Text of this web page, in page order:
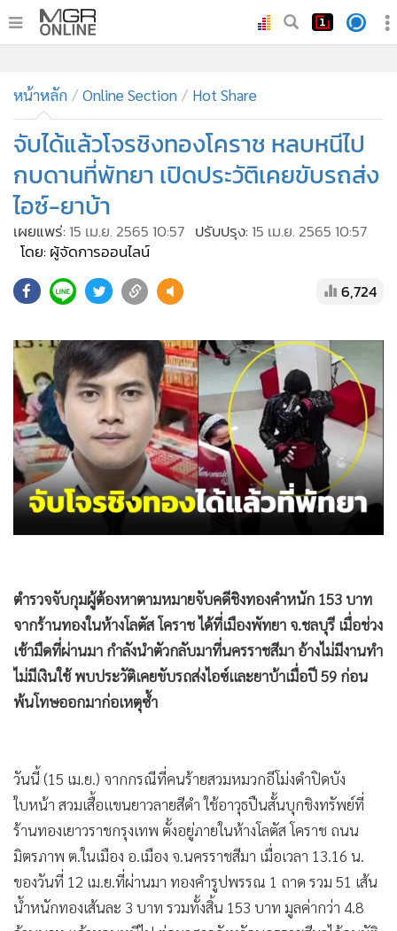
• ทันเหตุการณ์
• ภาคใต้
• ภูมิภาค
• Online Section
• บันเทิง
• ผู้จัดการรายวัน
คอลัมนิสต์
• ละคร
• Cyber BIZ
•
ผู้จัดกวน
• Good health & Well-being
• Green Innovation & SD
• Management & HR
• MGR Live
• Infographic
• การเมือง
•
• ต่างประเทศ
• Special Scoop
• เศรษฐกิจ-ธุรกิจ
• จีน
• Motoring
• เกม
• วิทยาศาสตร์
• SMEs
• หุ้น
• อินโดจีน
หน้าหลัก
จับได้แล้วโจรชิงทองโคราช หลบหนีไป
กบดานที่พัทยา เปิดประวัติเคยขับรถส่ง
ไอซ์-ยาบ้า
เผยแพร่:15 เม.ย. 2565 10:57
โดย: ผู้จัดการออนไลน์
ตำรวจจับกุมผู้ต้องหาตามหมายจับคดีชิงทองคำหนัก 153 บาท
จากร้านทองในห้างโลตัส โคราช ได้ที่เมืองพัทยา จ.ชลบุรี เมื่อช่วง
เช้ามืดที่ผ่านมา กำลังนำตัวกลับมาที่นครราชสีมา อ้างไม่มีงานทำ
ไม่มีเงินใช้ พบประวัติเคยขับรถส่งไอซ์และยาบ้าเมื่อปี 59 ก่อน
พ้นโทษออกมาก่อเหตุซ้ำ
วันนี้ (15 เม.ย.) จากกรณีที่คนร้ายสวมหมวกอีโม่งดำปิดบัง
ใบหน้า สวมเสื้อแขนยาวลายสีดำ ใช้อาวุธปืนสั้นบุกชิงทรัพย์ที่
ร้านทองเยาวราชกรุงเทพ ตั้งอยู่ภายในห้างโลตัส โคราช ถนน
มิตรภาพ ต.ในเมือง อ.เมือง จ.นครราชสีมา เมื่อเวลา 13.16 น.
ของวันที่ 12 เม.ย.ที่ผ่านมา ทองคำรูปพรรณ 1 ถาด รวม 51 เส้น
น้ำหนักทองเส้นละ 3 บาท รวมทั้งสิ้น 153 บาท มูลค่ากว่า 4.8
ล้านบาท แล้วหลบหนีไป ต่อมาศาลจังหวัดนครราชสีมาได้อนุมัติ